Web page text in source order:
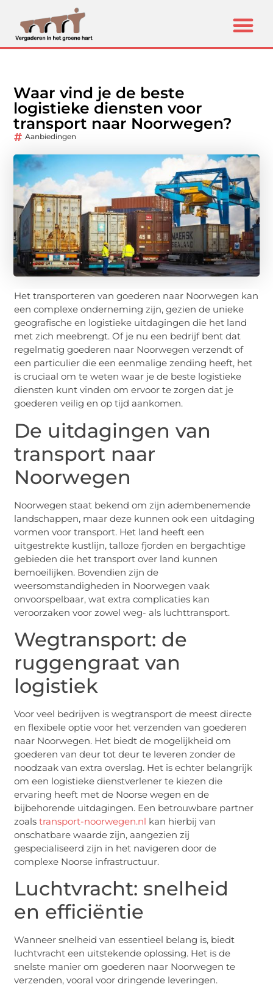
Waar vind je de beste
logistieke diensten voor
transport naar Noorwegen?
Aanbiedingen
Het transporteren van goederen naar Noorwegen kan
een complexe onderneming zijn, gezien de unieke
geografische en logistieke uitdagingen die het land
met zich meebrengt. Of je nu een bedrijf bent dat
regelmatig goederen naar Noorwegen verzendt of
een particulier die een eenmalige zending heeft, het
is cruciaal om te weten waar je de beste logistieke
diensten kunt vinden om ervoor te zorgen dat je
goederen veilig en op tijd aankomen.
De uitdagingen van
transport naar
Noorwegen
Noorwegen staat bekend om zijn adembenemende
landschappen, maar deze kunnen ook een uitdaging
vormen voor transport. Het land heeft een
uitgestrekte kustlijn, talloze fjorden en bergachtige
gebieden die het transport over land kunnen
bemoeilijken. Bovendien zijn de
weersomstandigheden in Noorwegen vaak
onvoorspelbaar, wat extra complicaties kan
veroorzaken voor zowel weg- als luchttransport.
Wegtransport: de
ruggengraat van
logistiek
Voor veel bedrijven is wegtransport de meest directe
en flexibele optie voor het verzenden van goederen
naar Noorwegen. Het biedt de mogelijkheid om
goederen van deur tot deur te leveren zonder de
noodzaak van extra overslag. Het is echter belangrijk
om een logistieke dienstverlener te kiezen die
ervaring heeft met de Noorse wegen en de
bijbehorende uitdagingen. Een betrouwbare partner
zoalstransport-noorwegen.nl kan hierbij van
onschatbare waarde zijn, aangezien zij
gespecialiseerd zijn in het navigeren door de
complexe Noorse infrastructuur.
Luchtvracht: snelheid
en efficiëntie
Wanneer snelheid van essentieel belang is, biedt
luchtvracht een uitstekende oplossing. Het is de
snelste manier om goederen naar Noorwegen te
verzenden, vooral voor dringende leveringen.